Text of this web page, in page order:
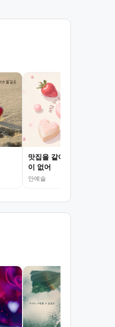
맛집을 같이 갈 사람
이 없어
안예슬